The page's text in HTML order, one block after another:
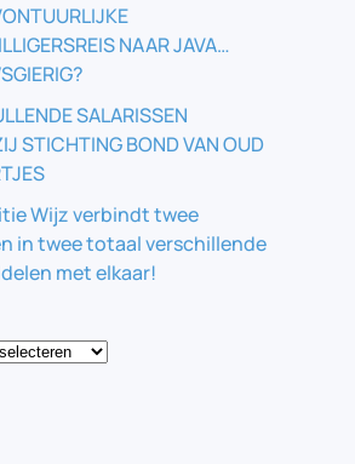
NAAR JAVA…
SALARISSEN
STICHTING BOND VAN OUD
Wijz verbindt twee
in twee totaal verschillende
met elkaar!